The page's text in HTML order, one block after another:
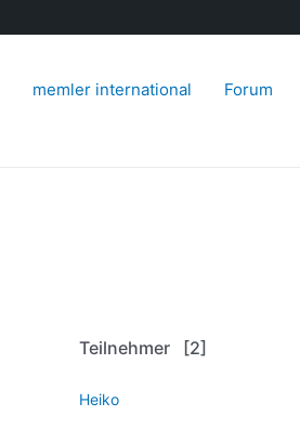
memler international Forum
Teilnehmer [2]
Heiko